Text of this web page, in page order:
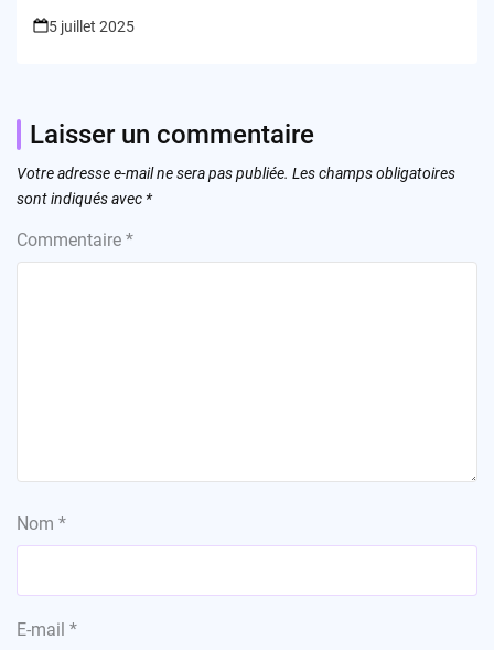
5 juillet 2025
Laisser un commentaire
Votre adresse e-mail ne sera pas publiée. Les champs obligatoires
sont indiqués avec *
Commentaire *
Nom *
E-mail *